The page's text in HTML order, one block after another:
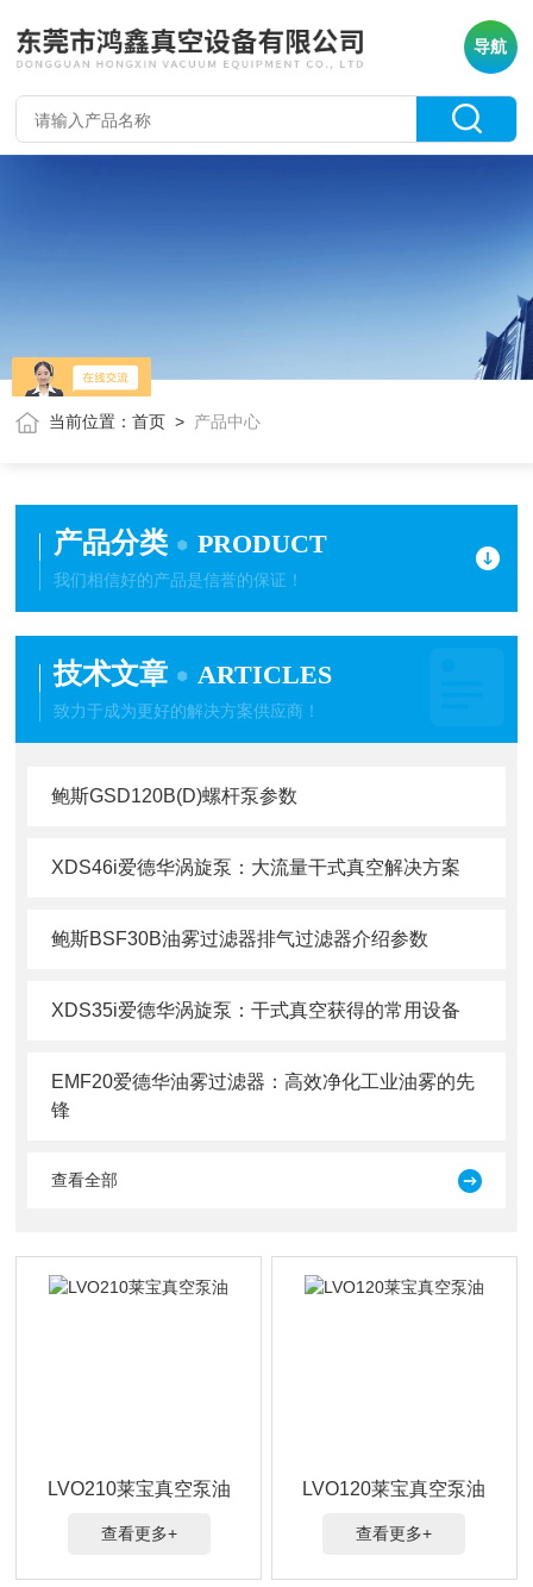
导航
当前位置：首页 > 产品中心
产品分类 PRODUCT
我们相信好的产品是信誉的保证！
技术文章 ARTICLES
致力于成为更好的解决方案供应商！
鲍斯GSD120B(D)螺杆泵参数
XDS46i爱德华涡旋泵：大流量干式真空解决方案
鲍斯BSF30B油雾过滤器排气过滤器介绍参数
XDS35i爱德华涡旋泵：干式真空获得的常用设备
EMF20爱德华油雾过滤器：高效净化工业油雾的先
锋
查看全部
LVO210莱宝真空泵油
查看更多+
LVO120莱宝真空泵油
查看更多+